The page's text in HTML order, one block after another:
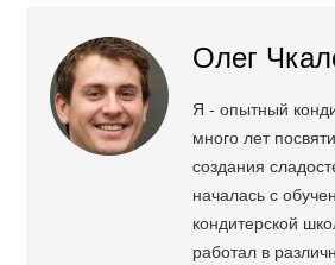
Олег
Я - опытный
много лет
создания
началась с
кондитерской
работал в